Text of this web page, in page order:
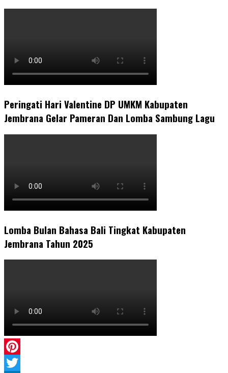
Peringati Hari Valentine DP UMKM Kabupaten
Jembrana Gelar Pameran Dan Lomba Sambung Lagu
Lomba Bulan Bahasa Bali Tingkat Kabupaten
Jembrana Tahun 2025
Pinterest